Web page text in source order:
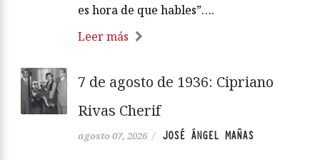
es hora de que hables”….
Leer más
7 de agosto de 1936: Cipriano
Rivas Cherif
agosto 07, 2026 / JOSÉ ÁNGEL MAÑAS